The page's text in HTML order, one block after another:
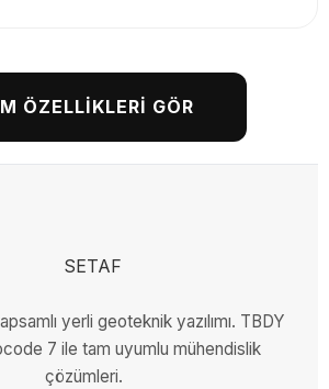
ÖZELLİKLERİ GÖR
yerli geoteknik yazılımı. TBDY
7 ile tam uyumlu mühendislik
çözümleri.